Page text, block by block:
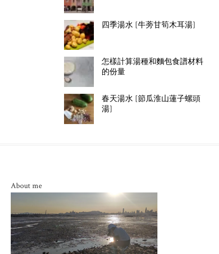
四季湯水 [牛蒡甘筍木耳湯]
怎樣計算湯種和麵包食譜材料
的份量
春天湯水 [節瓜淮山蓮子螺頭
湯]
About me